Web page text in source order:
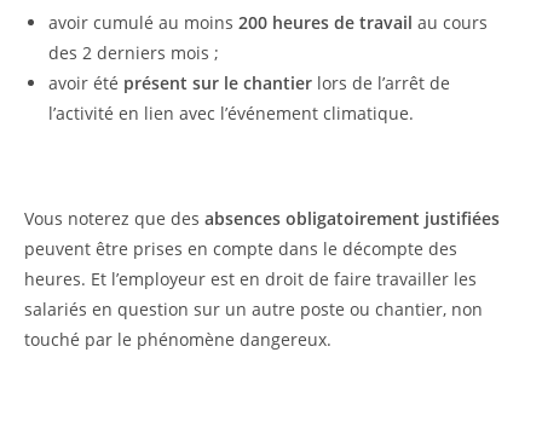
avoir cumulé au moins 200 heures de travail au cours
des 2 derniers mois ;
avoir été présent sur le chantier lors de l’arrêt de
l’activité en lien avec l’événement climatique.
Vous noterez que des absences obligatoirement justifiées
peuvent être prises en compte dans le décompte des
heures. Et l’employeur est en droit de faire travailler les
salariés en question sur un autre poste ou chantier, non
touché par le phénomène dangereux.